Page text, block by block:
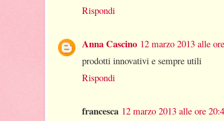
Rispondi
Anna Cascino 12 marzo 2013 alle
prodotti innovativi e sempre utili
Rispondi
francesca 12 marzo 2013 alle ore